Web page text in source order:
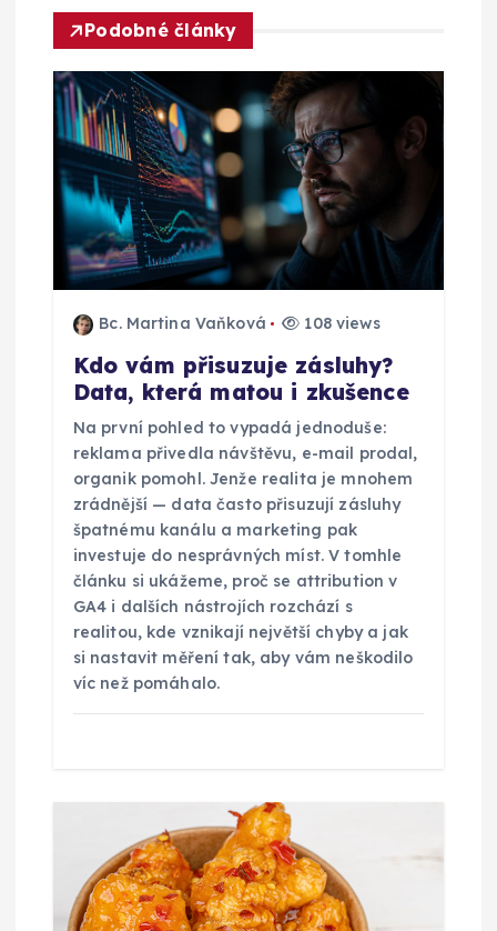
o
p
ř
p
Podobné články
Bc. Martina Vaňková 108 views
Kdo vám přisuzuje zásluhy?
Data, která matou i zkušence
Na první pohled to vypadá jednoduše:
reklama přivedla návštěvu, e-mail prodal,
organik pomohl. Jenže realita je mnohem
zrádnější — data často přisuzují zásluhy
špatnému kanálu a marketing pak
investuje do nesprávných míst. V tomhle
článku si ukážeme, proč se attribution v
GA4 i dalších nástrojích rozchází s
realitou, kde vznikají největší chyby a jak
si nastavit měření tak, aby vám neškodilo
víc než pomáhalo.